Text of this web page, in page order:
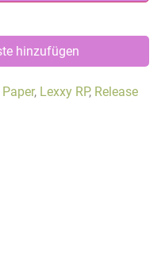
hinzufügen
, Lexxy RP, Release